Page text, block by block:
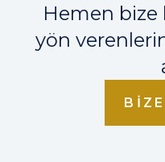
Hemen bize
yön